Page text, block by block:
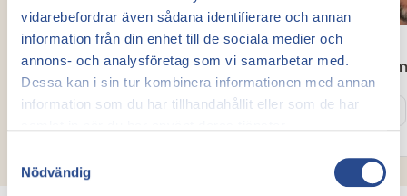
vidarebefordrar även sådana identifierare och annan
information från din enhet till de sociala medier och
annons- och analysföretag som vi samarbetar med.
Dessa kan i sin tur kombinera informationen med annan
information som du har tillhandahållit eller som de har
Nödvändig
Abudi Mohamed
Kärlkirurg
Läs mer
David
Kärlkirurg
Läs mer